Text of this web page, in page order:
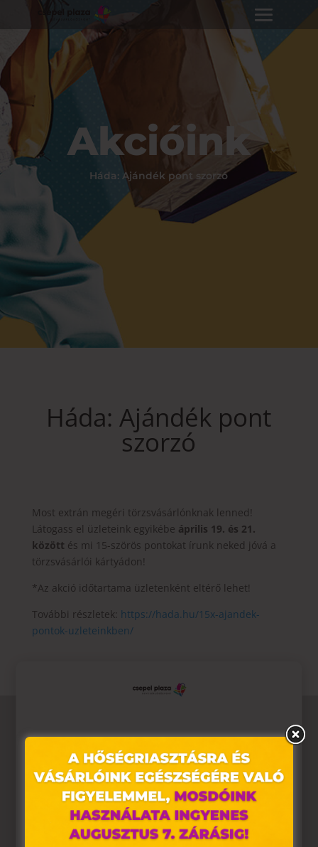
Akcióink
Háda: Ajándék pont szorzó
Háda: Ajándék pont
szorzó
Most extrán megéri törzsvásárlónknak lenned!
Látogass el üzleteink egyikébe április 19. és 21.
között és mi 15-szörös pontokat írunk neked jóvá a
törzsvásárlói kártyádon!
*Az akció időtartama üzletenként eltérő lehet!
További részletek: https://hada.hu/15x-ajandek-
pontok-uzleteinkben/
Ez az oldal sütiket használ
Weboldalunkon „cookie"-kat (továbbiakban „süti")
alkalmazunk. Ezek olyan fájlok, melyek információt tárolnak
webes böngészőjében. Ehhez az Ön hozzájárulása
szükséges.
A „sütiket" az elektronikus hírközlésről szóló 2003. évi C.